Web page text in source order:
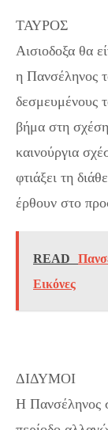
ΤΑΥΡΟΣ
Αισιοδοξα θα
η Πανσέληνος
δεσμευμένους
βήμα στη
καινούργια
φτιάξει τη
έρθουν στο
READ
Εικόνες
ΔΙΔΥΜΟΙ
Η Πανσέληνος